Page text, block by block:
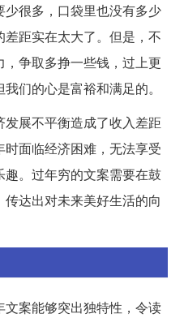
很多，口袋里也没有多少
距实在太大了。但是，不
争取多挣一些钱，过上更
们的心是富裕和满足的。
展不平衡造成了收入差距
面临经济困难，无法享受
。过年穷的文案需要在鼓
达出对未来美好生活的向
案能够突出独特性，令读